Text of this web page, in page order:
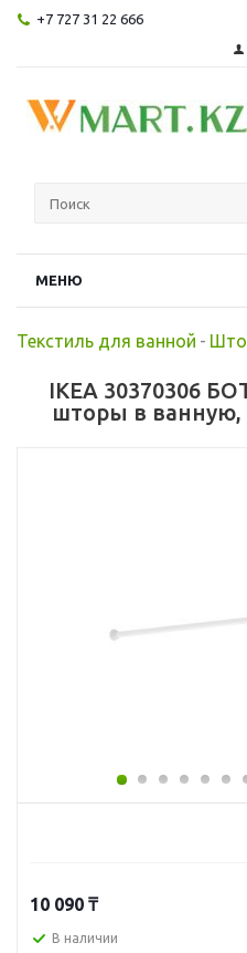
+7 727 31 22 666
МЕНЮ
Текстиль для ванной -
IKEA 30370306
шторы в ванную,
10 090 ₸
В наличии